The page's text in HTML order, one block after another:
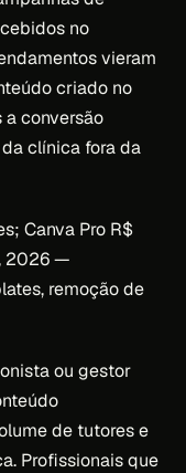
no
vieram
criado no
conversão
clínica fora da
Canva Pro R$
2026 —
remoção de
ou gestor
de tutores e
Profissionais que